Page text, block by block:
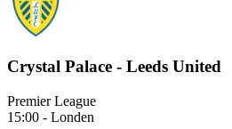
Crystal Palace - Leeds United
Premier League
15:00 - Londen